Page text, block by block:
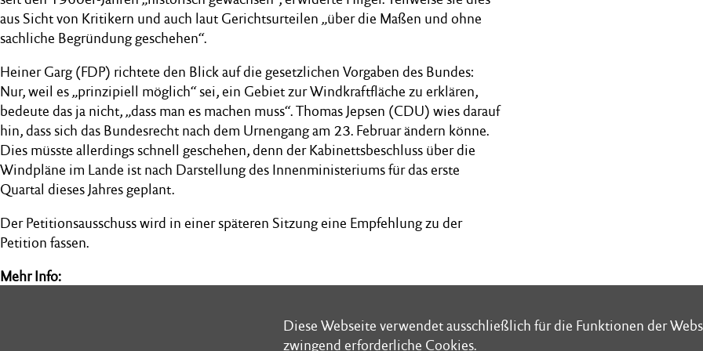
Diese Webseite verwendet ausschließlich für die Funktionen der
zwingend erforderliche Cookies.
Diese Webseite verwendet ausschließlich für die Funktionen der
zwingend erforderliche Cookies.
aus Sicht von Kritikern und auch laut Gerichtsurteilen „über die Maßen und ohne
sachliche Begründung geschehen“.
Heiner Garg (FDP) richtete den Blick auf die gesetzlichen Vorgaben des Bundes:
Nur, weil es „prinzipiell möglich“ sei, ein Gebiet zur Windkraftfläche zu erklären,
bedeute das ja nicht, „dass man es machen muss“. Thomas Jepsen (CDU) wies darauf
hin, dass sich das Bundesrecht nach dem Urnengang am 23. Februar ändern könne.
Dies müsste allerdings schnell geschehen, denn der Kabinettsbeschluss über die
Windpläne im Lande ist nach Darstellung des Innenministeriums für das erste
Quartal dieses Jahres geplant.
Der Petitionsausschuss wird in einer späteren Sitzung eine Empfehlung zu der
Petition fassen.
Mehr Info: